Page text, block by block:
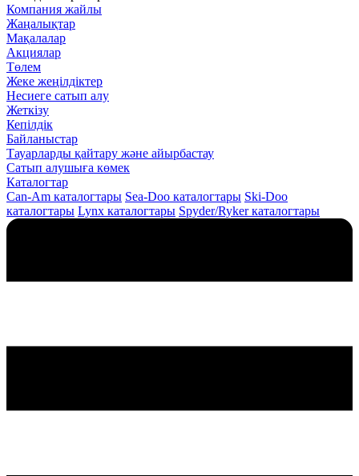
Компания жайлы
Жаңалықтар
Мақалалар
Акциялар
Төлем
Жеке жеңілдіктер
Несиеге сатып алу
Жеткізу
Кепілдік
Байланыстар
Тауарларды қайтару және айырбастау
Сатып алушыға көмек
Каталогтар
Can-Am каталогтары Sea-Doo каталогтары Ski-Doo
каталогтары Lynx каталогтары Spyder/Ryker каталогтары